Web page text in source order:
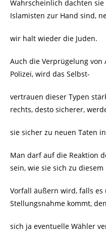
Wahrscheinlich dachten
Islamisten zur Hand sind,
wir halt wieder die Juden.
Auch die Verprügelung
Polizei, wird das Selbst-
vertrauen dieser Typen
rechts, desto sicherer,
sie sicher zu neuen Taten
Man darf auf die Reaktion
sein, wie sie sich zu diesem
Vorfall äußern wird, falls
Stellungsnahme kommt,
sich ja eventuelle Wähler